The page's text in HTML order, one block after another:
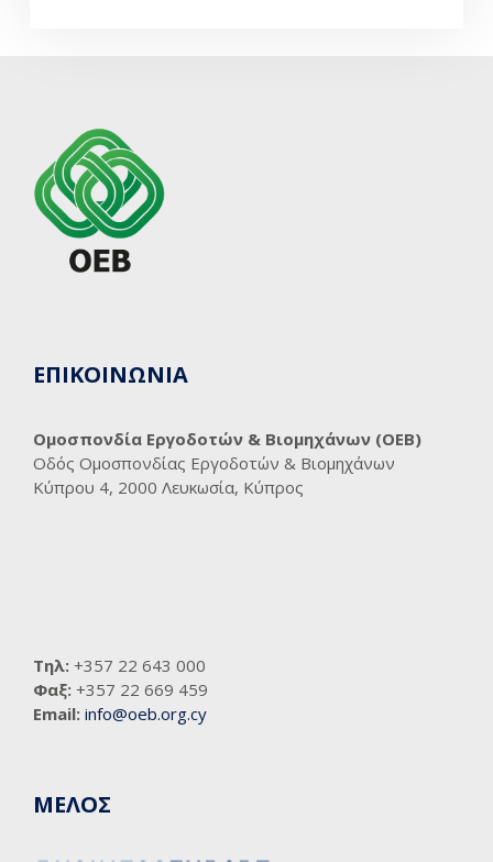
ΕΠΙΚΟΙΝΩΝΙΑ
Ομοσπονδία Εργοδοτών & Βιομηχάνων (ΟΕΒ)
Οδός Ομοσπονδίας Εργοδοτών & Βιομηχάνων
Κύπρου 4, 2000 Λευκωσία, Κύπρος
Τηλ: +357 22 643 000
Φαξ: +357 22 669 459
Email: info@oeb.org.cy
ΜΕΛΟΣ